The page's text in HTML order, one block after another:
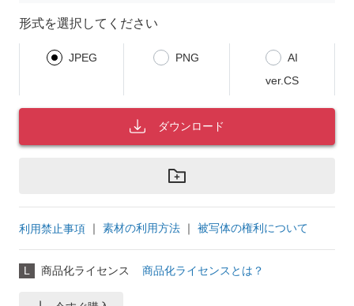
形式を選択してください
JPEG PNG
AI
ver.CS
ダウンロード
利用禁止事項 ｜ 素材の利用方法 ｜ 被写体の権利について
L 商品化ライセンス 商品化ライセンスとは？